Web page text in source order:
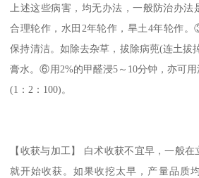
上述这些病害，均无办法，一般防治办
合理轮作，水田2年轮作，旱土4年轮作
保持清洁。如除去杂草，拔除病蔸(连土
膏水。⑥用2%的甲醛浸5～10分钟，亦可
(1：2：100)。
【收获与加工】 白术收获不宜早，一般在
就开始收获。如果收挖太早，产量品质